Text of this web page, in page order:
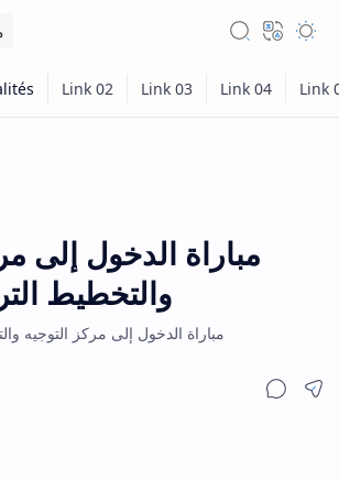
مباراة الدخول إلى
والتخطيط
مباراة الدخول إلى مركز التوجيه